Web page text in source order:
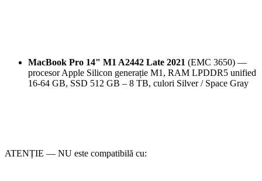
MacBook Pro 14" M1 A2442 Late 2021 (EMC 3650) —
procesor Apple Silicon generație M1, RAM LPDDR5 unified
16-64 GB, SSD 512 GB – 8 TB, culori Silver / Space Gray
ATENȚIE — NU este compatibilă cu: